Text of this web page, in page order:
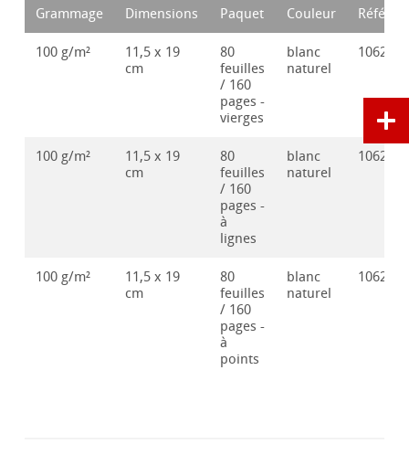
Grammage Dimensions Paquet Couleur
100 g/m²
11,5 x 19
cm
80
feuilles
/ 160
pages -
vierges
blanc
naturel
100 g/m²
11,5 x 19
cm
80
feuilles
/ 160
pages -
à
lignes
blanc
naturel
100 g/m²
11,5 x 19
cm
80
feuilles
/ 160
pages -
à
points
blanc
naturel